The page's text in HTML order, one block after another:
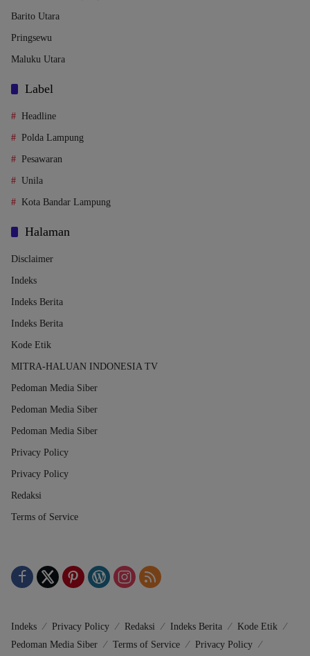
Barito Utara
Pringsewu
Maluku Utara
Label
Headline
Polda Lampung
Pesawaran
Unila
Kota Bandar Lampung
Halaman
Disclaimer
Indeks
Indeks Berita
Indeks Berita
Kode Etik
MITRA-HALUAN INDONESIA TV
Pedoman Media Siber
Pedoman Media Siber
Pedoman Media Siber
Privacy Policy
Privacy Policy
Redaksi
Terms of Service
Indeks Privacy Policy Redaksi Indeks Berita
Kode Etik
Pedoman Media Siber
Terms of Service Privacy Policy